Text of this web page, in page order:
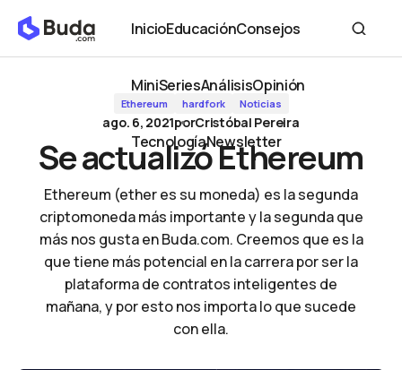
Inicio
Inicio
Educación
Educación
Consejos
Consejos
MiniSeries
MiniSeries
Análisis
Análisis
Opinión
Opinión
Tecnología
Tecnología
Newsletter
Newsletter
Se actualizó Ethereum
Ethereum hardfork Noticias
ago. 6, 2021porCristóbal Pereira
Se actualizó Ethereum
Ethereum (ether es su moneda) es la segunda
criptomoneda más importante y la segunda que
más nos gusta en Buda.com. Creemos que es la
que tiene más potencial en la carrera por ser la
plataforma de contratos inteligentes de
mañana, y por esto nos importa lo que sucede
con ella.